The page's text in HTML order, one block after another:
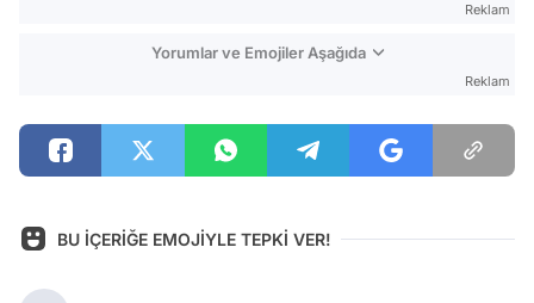
Reklam
Yorumlar ve Emojiler Aşağıda
Reklam
BU İÇERİĞE EMOJİYLE TEPKİ VER!